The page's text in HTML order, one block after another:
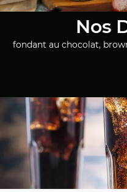
Nos
fondant au chocolat,